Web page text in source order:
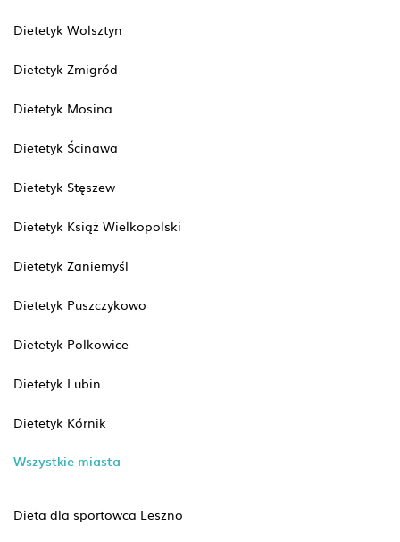
Dietetyk Wolsztyn
Dietetyk Żmigród
Dietetyk Mosina
Dietetyk Ścinawa
Dietetyk Stęszew
Dietetyk Książ Wielkopolski
Dietetyk Zaniemyśl
Dietetyk Puszczykowo
Dietetyk Polkowice
Dietetyk Lubin
Dietetyk Kórnik
Wszystkie miasta
Dieta dla sportowca Leszno